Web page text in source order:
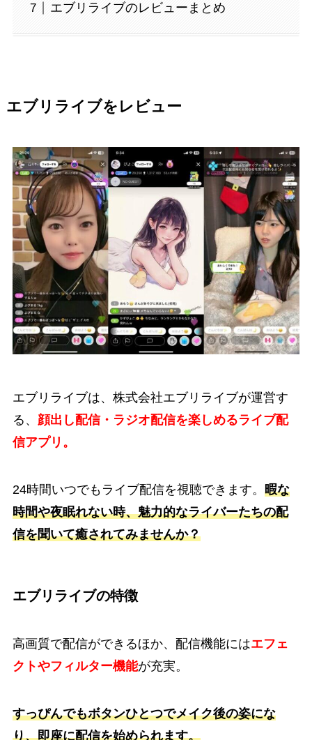
エブリライブのレビューまとめ
エブリライブをレビュー
エブリライブは、株式会社エブリライブが運営す
る、 顔出し配信・ラジオ配信を楽しめるライブ配
信アプリ。
24時間いつでもライブ配信を視聴できます。 暇な
時間や夜眠れない時、魅力的なライバーたちの配
信を聞いて癒されてみませんか？
エブリライブの特徴
高画質で配信ができるほか、配信機能にはエフェ
クトやフィルター機能が充実。
すっぴんでもボタンひとつでメイク後の姿にな
り、即座に配信を始められます。